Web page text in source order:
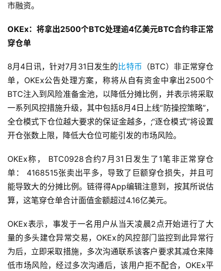
市融资。
OKEx：将拿出2500个BTC处理逾4亿美元BTC合约非正常
穿仓单
8月4日讯，针对7月31日发生的 比特币 （BTC）非正常穿仓
单，OKEx公告处理方案，称将从自有资金中拿出2500个
BTC注入到风险准备金池，以降低分摊比例，并表示将采取
一系列风控措施升级，其中包括8月4日上线“防操控策略”，
全仓模式下仓位越大要求的保证金越多，;“逐仓模式”将设置
开仓张数上限，降低大仓位可能引发的市场风险。
OKEx称， BTC0928合约7月31日发生了1笔非正常穿仓
单： 4168515张卖出平多，导致了巨额穿仓损失，并且可
能导致大的分摊比例。链得得App编辑注意到，按其所说估
算，这笔穿仓单合计面值金额超过4.16亿美元。
OKEx表示，事发于一名用户从当天凌晨2点开始进行了大
量的多头建仓异常交易，OKEx的风控部门监控到此异常行
为后，立即采取措施，多次沟通联系该客户要求其减仓来降
低市场风险，经过多次沟通后，该用户拒不配合，OKEx平